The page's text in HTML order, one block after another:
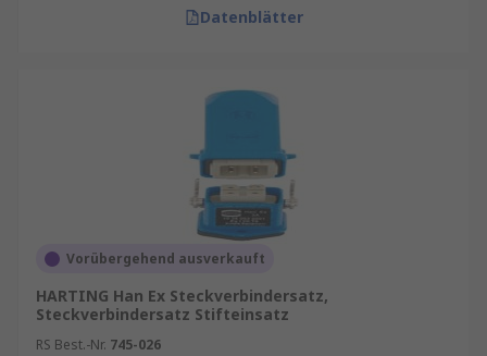
Datenblätter
Vorübergehend ausverkauft
HARTING Han Ex Steckverbindersatz,
Steckverbindersatz Stifteinsatz
RS Best.-Nr. 745-026